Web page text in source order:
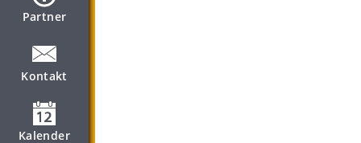
Partner
Kontakt
Kalender